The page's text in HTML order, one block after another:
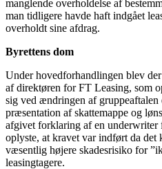
manglende overholdelse af
man tidligere havde haft indgået
overholdt sine afdrag.
Byrettens dom
Under hovedforhandlingen blev
af direktøren for FT Leasing, som
sig ved ændringen af
præsentation af skattemappe og
afgivet forklaring af en underwriter
oplyste, at kravet var indført da det
væsentlig højere skadesrisiko for
leasingtagere.